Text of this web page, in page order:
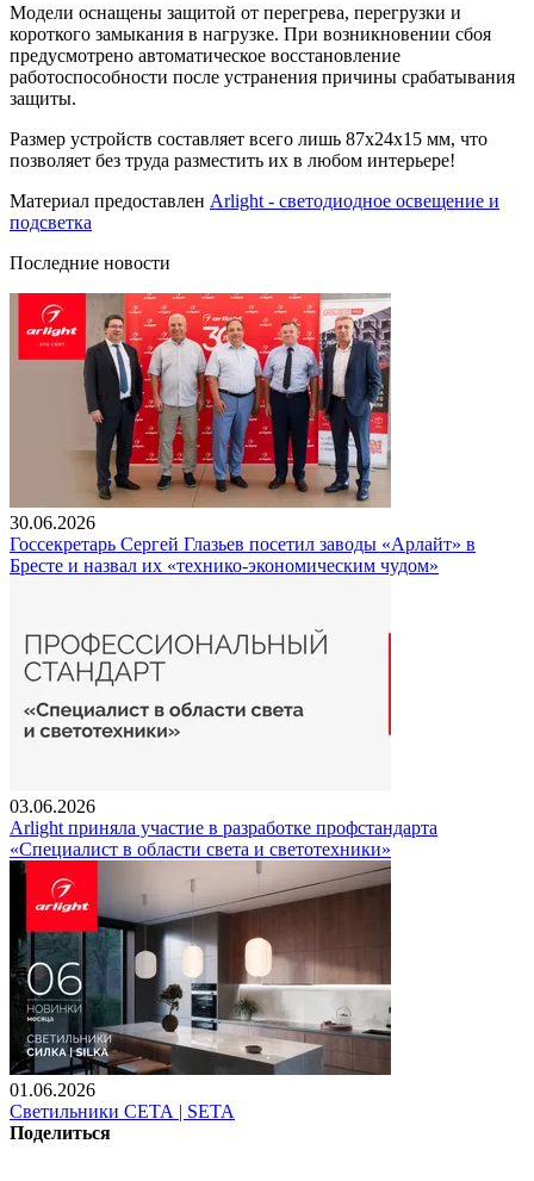
Модели оснащены защитой от перегрева, перегрузки и
короткого замыкания в нагрузке. При возникновении сбоя
предусмотрено автоматическое восстановление
работоспособности после устранения причины срабатывания
защиты.
Размер устройств составляет всего лишь 87x24x15 мм, что
позволяет без труда разместить их в любом интерьере!
Материал предоставлен Arlight - светодиодное освещение и
подсветка
Последние новости
30.06.2026
Госсекретарь Сергей Глазьев посетил заводы «Арлайт» в
Бресте и назвал их «технико-экономическим чудом»
03.06.2026
Arlight приняла участие в разработке профстандарта
«Специалист в области света и светотехники»
01.06.2026
Светильники СЕТА | SETA
Поделиться